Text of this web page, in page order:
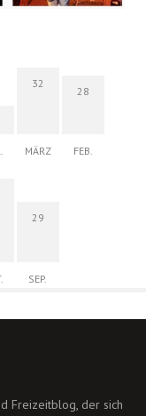
32
MÄRZ
28
FEB.
29
SEP.
Freizeitblog, der sich